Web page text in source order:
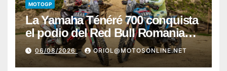
MOTOGP
La Yamaha Ténéré 700 conquista
el podio del Red Bull Romaniacs
2026 con Pol Tarrés
06/08/2026 ORIOL@MOTOSONLINE.NET